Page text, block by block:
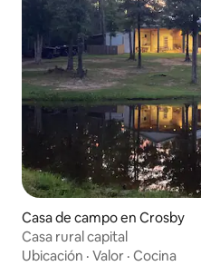
Casa de campo en Crosby
Casa rural capital
Ubicación · Valor · Cocina